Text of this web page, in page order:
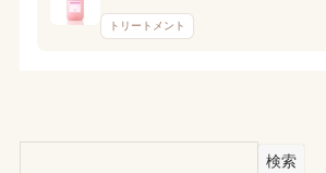
トリートメント
検索